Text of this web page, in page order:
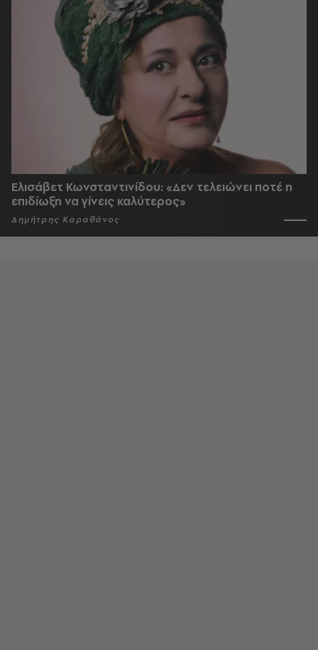
Ελισάβετ Κωνσταντινίδου: «Δεν τελειώνει ποτέ η
επιδίωξη να γίνεις καλύτερος»
Δημήτρης Καραθάνος